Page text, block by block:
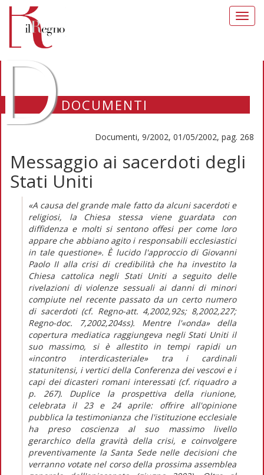
DOCUMENTI
Documenti, 9/2002, 01/05/2002, pag. 268
Messaggio ai sacerdoti degli
Stati Uniti
«A causa del grande male fatto da alcuni sacerdoti e
religiosi, la Chiesa stessa viene guardata con
diffidenza e molti si sentono offesi per come loro
appare che abbiano agito i responsabili ecclesiastici
in tale questione». È lucido l'approccio di Giovanni
Paolo II alla crisi di credibilità che ha investito la
Chiesa cattolica negli Stati Uniti a seguito delle
rivelazioni di violenze sessuali ai danni di minori
compiute nel recente passato da un certo numero
di sacerdoti (cf. Regno-att. 4,2002,92s; 8,2002,227;
Regno-doc. 7,2002,204ss). Mentre l'«onda» della
copertura mediatica raggiungeva negli Stati Uniti il
suo massimo, si è allestito in tempi rapidi un
«incontro interdicasteriale» tra i cardinali
statunitensi, i vertici della Conferenza dei vescovi e i
capi dei dicasteri romani interessati (cf. riquadro a
p. 267). Duplice la prospettiva della riunione,
celebrata il 23 e 24 aprile: offrire all'opinione
pubblica la testimonianza che l'istituzione ecclesiale
ha preso coscienza al suo massimo livello
gerarchico della gravità della crisi, e coinvolgere
preventivamente la Santa Sede nelle decisioni che
verranno votate nel corso della prossima assemblea